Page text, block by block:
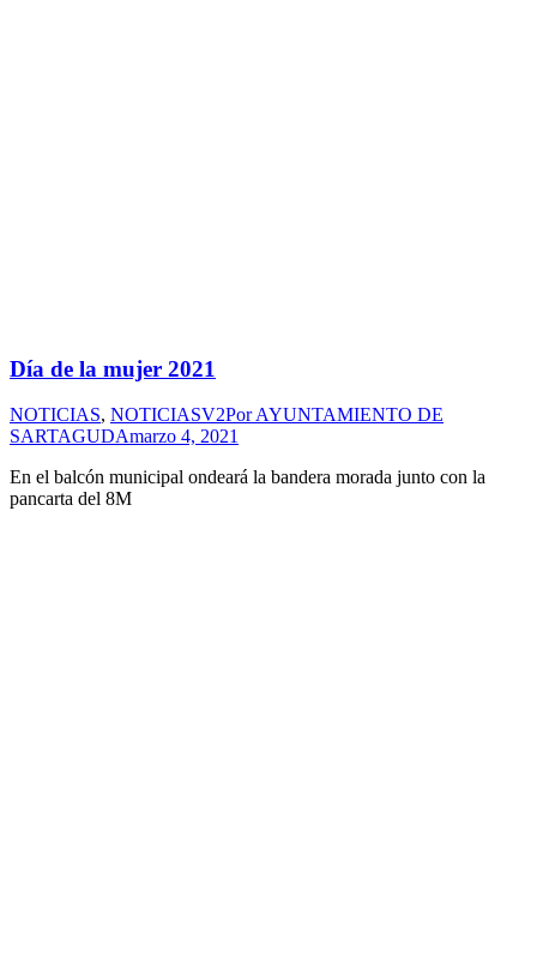
Día de la mujer 2021
NOTICIAS, NOTICIASV2PorAYUNTAMIENTO DE
SARTAGUDAmarzo 4, 2021
En el balcón municipal ondeará la bandera morada junto con la
pancarta del 8M